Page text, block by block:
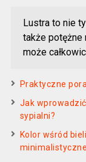
Lustra to nie
także potężne
może
Praktyczne
Jak
sypialni?
Kolor wśród